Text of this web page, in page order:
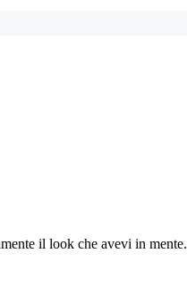
il look che avevi in mente.